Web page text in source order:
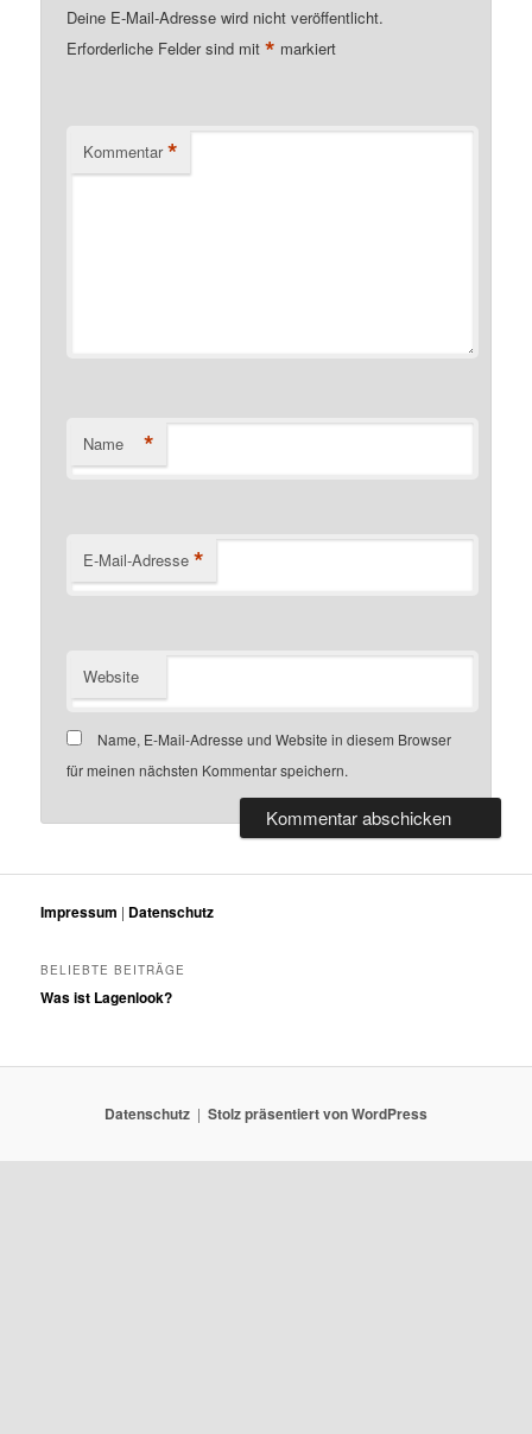
Deine E-Mail-Adresse wird nicht veröffentlicht.
Erforderliche Felder sind mit* markiert
Kommentar *
Name *
E-Mail-Adresse *
Website
Name, E-Mail-Adresse und Website in diesem Browser
für meinen nächsten Kommentar speichern.
Impressum | Datenschutz
BELIEBTE BEITRÄGE
Was ist Lagenlook?
Datenschutz Stolz präsentiert von WordPress